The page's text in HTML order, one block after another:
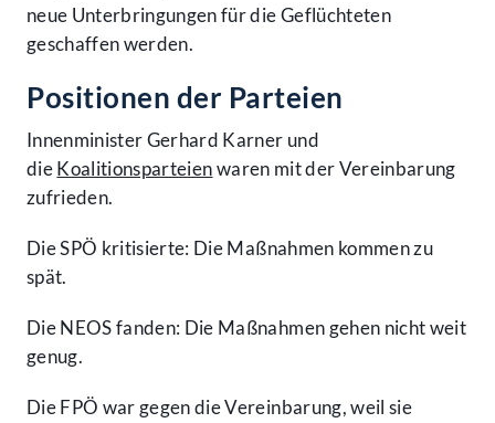
neue Unterbringungen für die Geflüchteten
geschaffen werden.
Positionen der Parteien
Innenminister Gerhard Karner und
dieKoalitionsparteienwaren mit der Vereinbarung
zufrieden.
Die SPÖ kritisierte: Die Maßnahmen kommen zu
spät.
Die NEOS fanden: Die Maßnahmen gehen nicht weit
genug.
Die FPÖ war gegen die Vereinbarung, weil sie